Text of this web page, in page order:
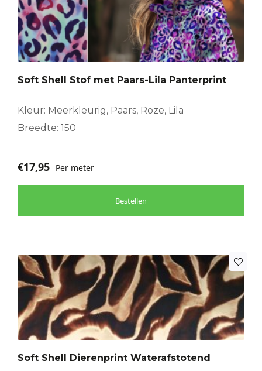
Soft Shell Stof met Paars-Lila Panterprint
Kleur: Meerkleurig, Paars, Roze, Lila
Breedte: 150
€17,95 Per meter
Bestellen
Soft Shell Dierenprint Waterafstotend